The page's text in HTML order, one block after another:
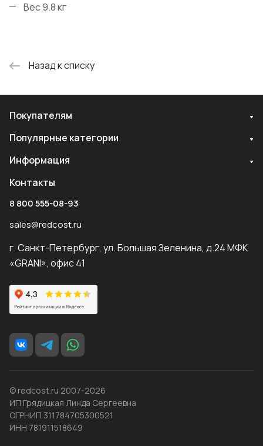
Вес 9.8 кг
Назад к списку
Покупателям
Популярные категории
Информация
Контакты
8 800 555-08-93
sales@redcost.ru
г. Санкт-Петербург, ул. Большая Зеленина, д.24 МФК
«GRANI», офис 41
© redcost.ru 2007-2026
ИП Грядицкая Линда Сергеевна
ОГРНИП 311784705300521
ИНН 781911518649